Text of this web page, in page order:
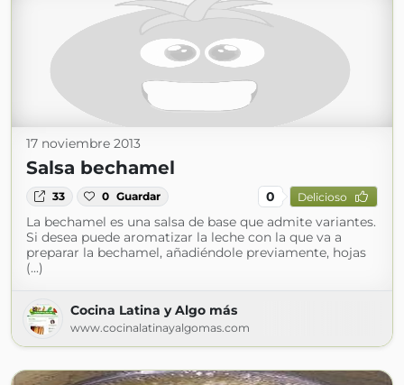
17 noviembre 2013
Salsa bechamel
33 0 Guardar 0 Delicioso
La bechamel es una salsa de base que admite variantes.
Si desea puede aromatizar la leche con la que va a
preparar la bechamel, añadiéndole previamente, hojas
(...)
Cocina Latina y Algo más
www.cocinalatinayalgomas.com